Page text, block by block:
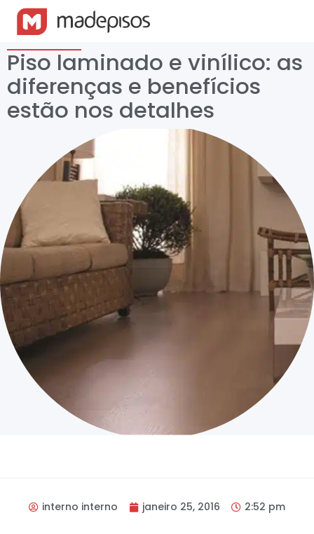
Piso laminado e vinílico: as
diferenças e benefícios
estão nos detalhes
interno interno janeiro 25, 2016 2:52 pm